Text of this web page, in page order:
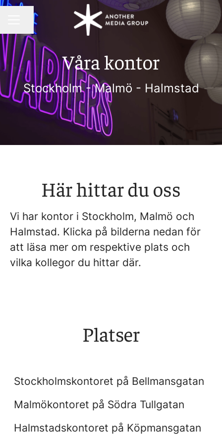
KARRIÄRMENY
Dela sidan
Våra kontor
Stockholm - Malmö - Halmstad
Här hittar du oss
Vi har kontor i Stockholm, Malmö och
Halmstad. Klicka på bilderna nedan för
att läsa mer om respektive plats och
vilka kollegor du hittar där.
Platser
Stockholmskontoret på Bellmansgatan
Malmökontoret på Södra Tullgatan
Halmstadskontoret på Köpmansgatan